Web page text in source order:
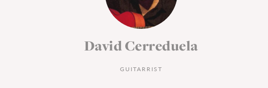
David Cerreduela
GUITARRIST